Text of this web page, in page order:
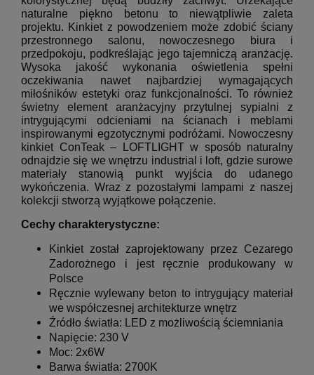
naturalne piękno betonu to niewątpliwie zaleta
projektu. Kinkiet z powodzeniem może zdobić ściany
przestronnego salonu, nowoczesnego biura i
przedpokoju, podkreślając jego tajemniczą aranżację.
Wysoka jakość wykonania oświetlenia spełni
oczekiwania nawet najbardziej wymagających
miłośników estetyki oraz funkcjonalności. To również
świetny element aranżacyjny przytulnej sypialni z
intrygującymi odcieniami na ścianach i meblami
inspirowanymi egzotycznymi podróżami. Nowoczesny
kinkiet ConTeak – LOFTLIGHT w sposób naturalny
odnajdzie się we wnętrzu industrial i loft, gdzie surowe
materiały stanowią punkt wyjścia do udanego
wykończenia. Wraz z pozostałymi lampami z naszej
kolekcji stworzą wyjątkowe połączenie.
Cechy charakterystyczne:
Kinkiet został zaprojektowany przez Cezarego
Zadorożnego i jest ręcznie produkowany w
Polsce
Ręcznie wylewany beton to intrygujący materiał
we współczesnej architekturze wnętrz
Źródło światła: LED z możliwością ściemniania
Napięcie: 230 V
Moc: 2x6W
Barwa światła: 2700K